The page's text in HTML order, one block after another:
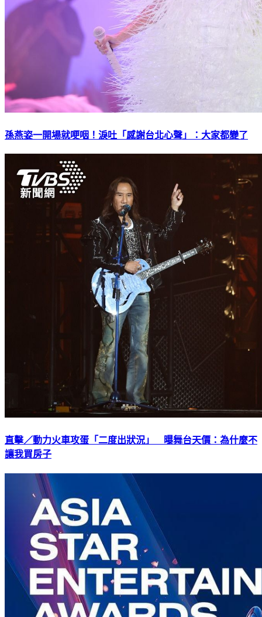
孫燕姿一開場就哽咽！淚吐「感謝台北心聲」：大家都變了
直擊／動力火車攻蛋「二度出狀況」 曝舞台天價：為什麼不
讓我買房子